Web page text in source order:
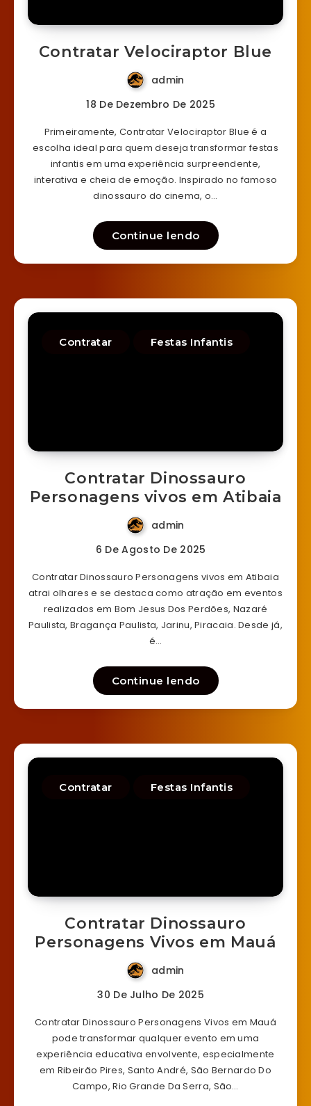
Contratar Velociraptor Blue
admin
18 De Dezembro De 2025
Primeiramente, Contratar Velociraptor Blue é a
escolha ideal para quem deseja transformar festas
infantis em uma experiência surpreendente,
interativa e cheia de emoção. Inspirado no famoso
dinossauro do cinema, o…
Continue lendo
Contratar Festas Infantis
Contratar Dinossauro
Personagens vivos em Atibaia
admin
6 De Agosto De 2025
Contratar Dinossauro Personagens vivos em Atibaia
atrai olhares e se destaca como atração em eventos
realizados em Bom Jesus Dos Perdões, Nazaré
Paulista, Bragança Paulista, Jarinu, Piracaia. Desde já,
é…
Continue lendo
Contratar Festas Infantis
Contratar Dinossauro
Personagens Vivos em Mauá
admin
30 De Julho De 2025
Contratar Dinossauro Personagens Vivos em Mauá
pode transformar qualquer evento em uma
experiência educativa envolvente, especialmente
em Ribeirão Pires, Santo André, São Bernardo Do
Campo, Rio Grande Da Serra, São…